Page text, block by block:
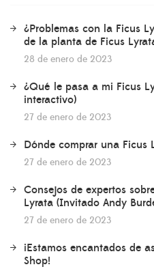
¿Problemas con la Ficus
de la planta de Ficus
28 de enero de 2023
¿Qué le pasa a mi Ficus
interactivo)
27 de enero de 2023
Dónde comprar una Ficus
27 de enero de 2023
Consejos de expertos
Lyrata (Invitado Andy
27 de enero de 2023
¡Estamos encantados de
Shop!